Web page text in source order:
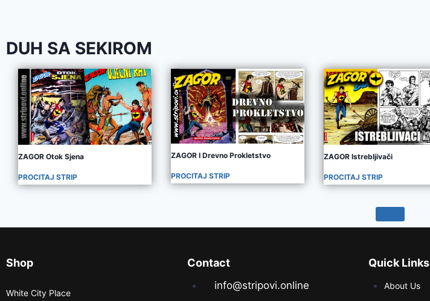
DUH SA SEKIROM
ZAGOR Otok Sjena
PROCITAJ STRIP
ZAGOR I Drevno Prokletstvo
PROCITAJ STRIP
ZAGOR Istrebljivači
PROCITAJ STRIP
Shop
White City Place
Contact
info@stripovi.online
Quick Links
About Us